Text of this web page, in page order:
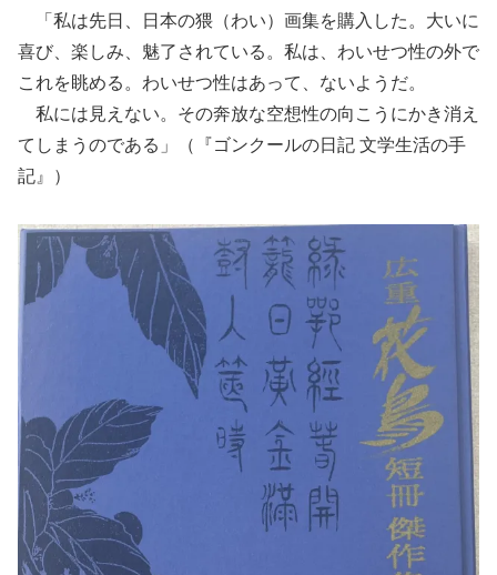
「私は先日、日本の猥（わい）画集を購入した。大いに
喜び、楽しみ、魅了されている。私は、わいせつ性の外で
これを眺める。わいせつ性はあって、ないようだ。
私には見えない。その奔放な空想性の向こうにかき消え
てしまうのである」（『ゴンクールの日記 文学生活の手
記』）